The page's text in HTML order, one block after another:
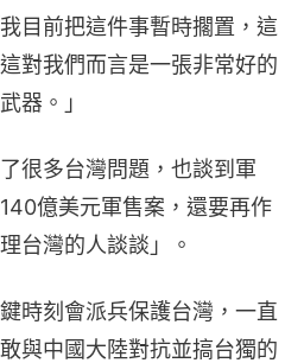
目前把這件事暫時擱置，這
對我們而言是一張非常好的
器。」
很多台灣問題，也談到軍
億美元軍售案，還要再作
台灣的人談談」。
時刻會派兵保護台灣，一直
與中國大陸對抗並搞台獨的